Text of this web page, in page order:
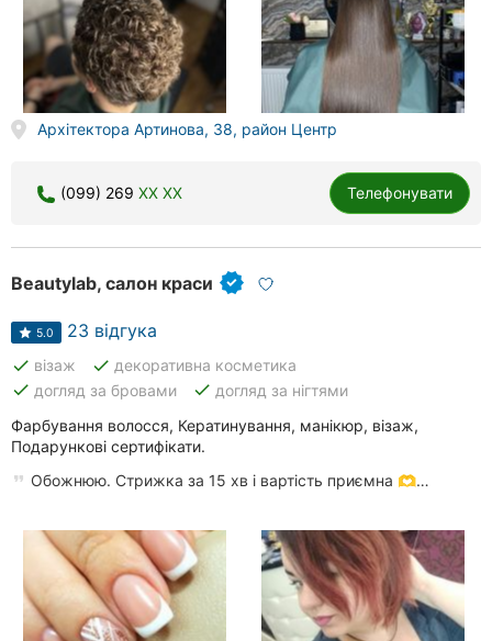
Архітектора Артинова, 38, район Центр
(099) 269 XX XX Телефонувати
Beautylab, салон краси
5.0 23 відгука
done візаж done декоративна косметика
done догляд за бровами done догляд за нігтями
Фарбування волосся, Кератинування, манікюр, візаж,
Подарункові сертифікати.
Обожнюю. Стрижка за 15 хв і вартість приємна 🫶…